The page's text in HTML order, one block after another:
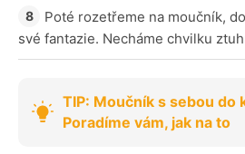
Poté rozetřeme na moučník,
své fantazie. Necháme chvilku
TIP: Moučník s sebou do
Poradíme vám, jak na to